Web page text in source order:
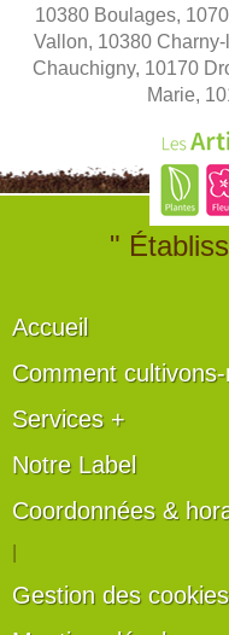
10380 Boulages,
Vallon, 10380
Chauchigny, 10170
Marie,
"
Accueil
Comment
Services +
Notre Label
Coordonnées &
Gestion des cookies